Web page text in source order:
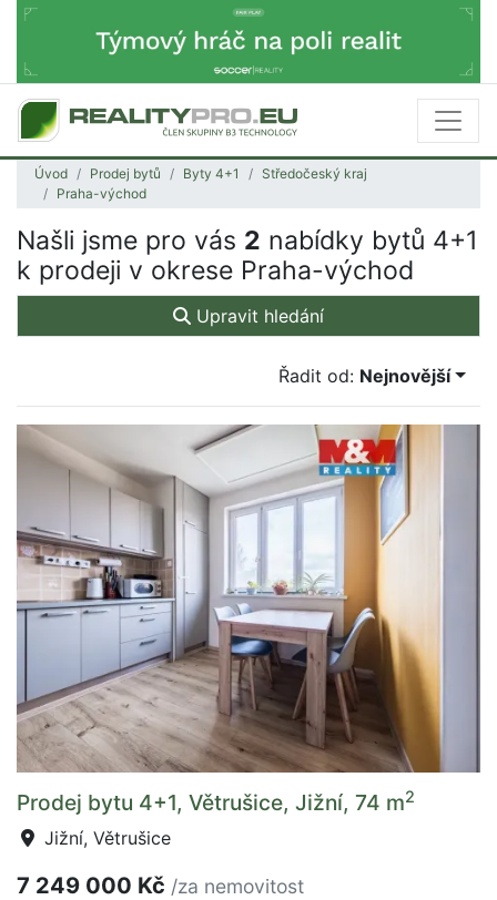
Úvod Prodej bytů Byty 4+1
Středočeský kraj
Praha-východ
Našli jsme pro vás 2 nabídky bytů 4+1
k prodeji v okrese Praha-východ
Upravit hledání
Řadit od: Nejnovější
Prodej bytu 4+1, Větrušice, Jižní, 74 m2
Jižní, Větrušice
7 249 000 Kč /za nemovitost